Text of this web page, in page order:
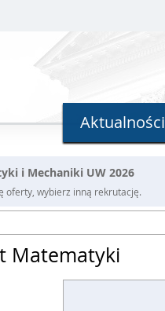
Aktualności
i Mechaniki UW 2026
oferty, wybierz inną rekrutację.
Matematyki